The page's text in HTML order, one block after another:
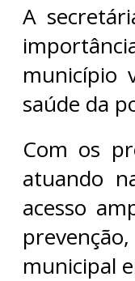
A
município
saúde da
Com os
atuando
acesso
municipal